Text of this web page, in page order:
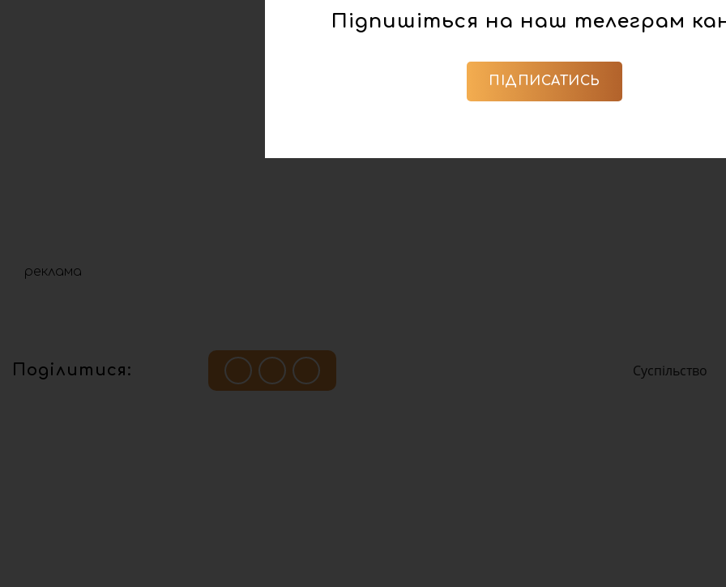
реклама
Поділитися: Суспільство
Підпишіться на наш телеграм
ПІДПИСАТИСЬ